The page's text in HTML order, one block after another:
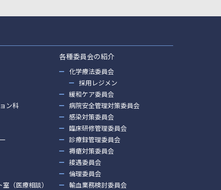
ン科
（医療相談）
各種委員会の紹介
化学療法委員会
採用レジメン
緩和ケア委員会
病院安全管理対策委員会
感染対策委員会
臨床研修管理委員会
診療録管理委員会
褥瘡対策委員会
接遇委員会
倫理委員会
輸血業務検討委員会